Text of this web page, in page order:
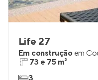
Life 27
Em construção em
73 e 75 m²
3